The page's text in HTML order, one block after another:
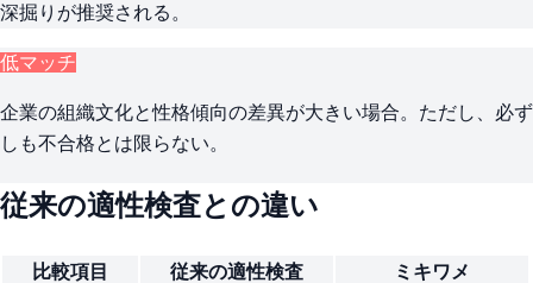
深掘りが推奨される。
低マッチ
企業の組織文化と性格傾向の差異が大きい場合。ただし、必ず
しも不合格とは限らない。
従来の適性検査との違い
比較項目 従来の適性検査
ミキワメ